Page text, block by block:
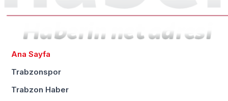
Ana Sayfa
Trabzonspor
Trabzon Haber